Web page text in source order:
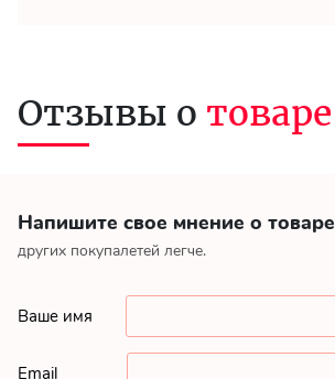
Напишите свое мнение о товаре
других покупалетей легче.
Ваше имя
Email
Отзывы о товаре